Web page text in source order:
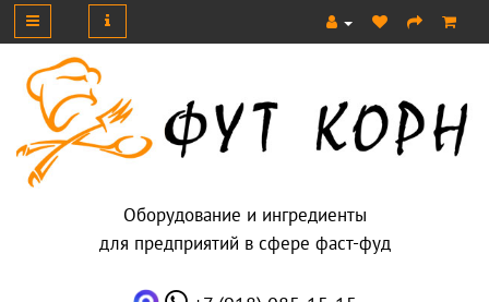
Оборудование и ингредиенты
для предприятий в сфере фаст-фуд